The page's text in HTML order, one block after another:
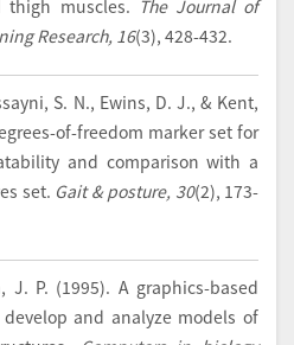
muscles. The Journal of
Research, 16(3), 428-432.
S. N., Ewins, D. J., & Kent,
of-freedom marker set for
and comparison with a
set. Gait & posture, 30(2), 173-
J. P. (1995). A graphics-based
and analyze models of